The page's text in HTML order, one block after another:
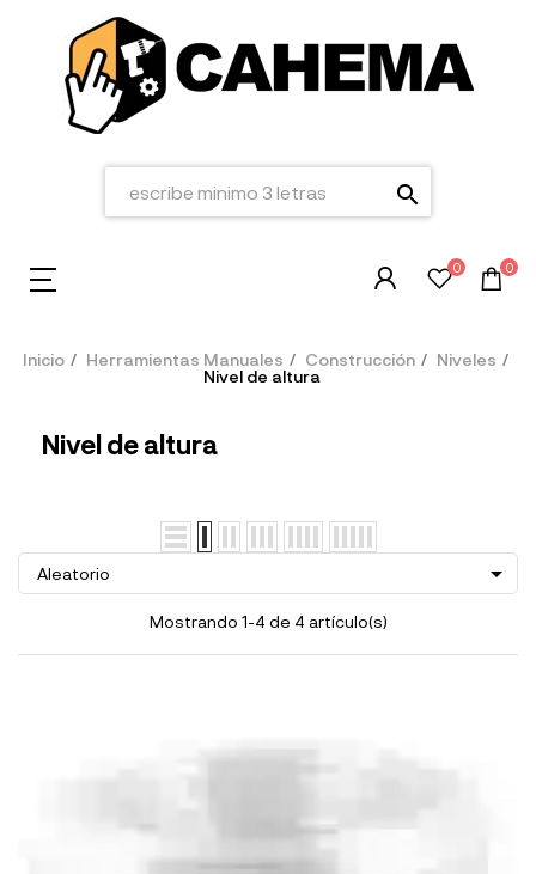
search
0 0
Inicio Herramientas Manuales Construcción
Niveles
Nivel de altura
Nivel de altura
Aleatorio 
Mostrando 1-4 de 4 artículo(s)